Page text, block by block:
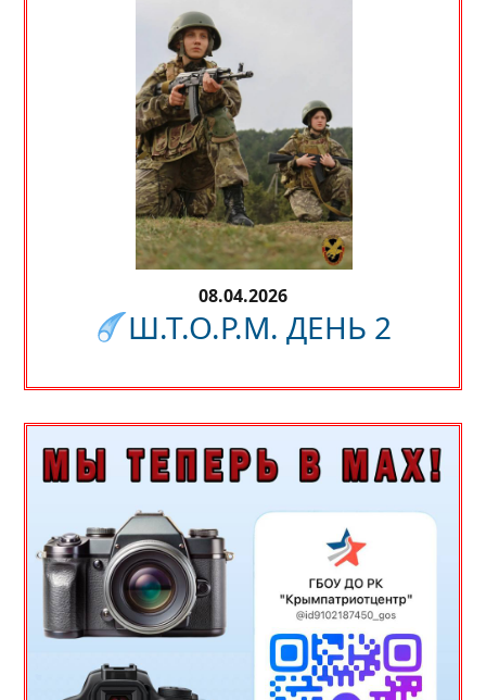
08.04.2026
Ш.Т.О.Р.М. ДЕНЬ 2